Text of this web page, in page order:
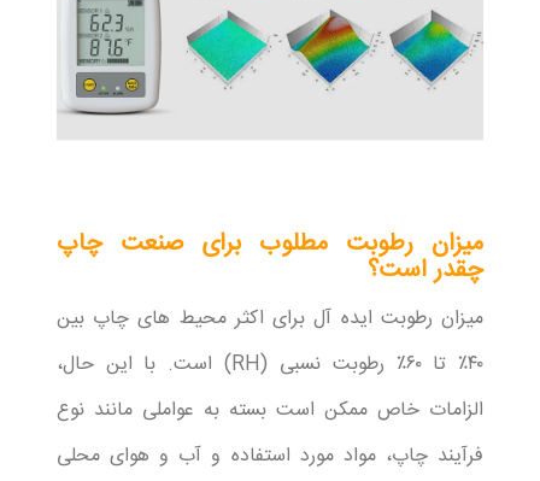
میزان رطوبت مطلوب برای صنعت چاپ
چقدر است؟
میزان رطوبت ایده آل برای اکثر محیط های چاپ بین
۴۰٪ تا ۶۰٪ رطوبت نسبی (RH) است. با این حال،
الزامات خاص ممکن است بسته به عواملی مانند نوع
فرآیند چاپ، مواد مورد استفاده و آب و هوای محلی